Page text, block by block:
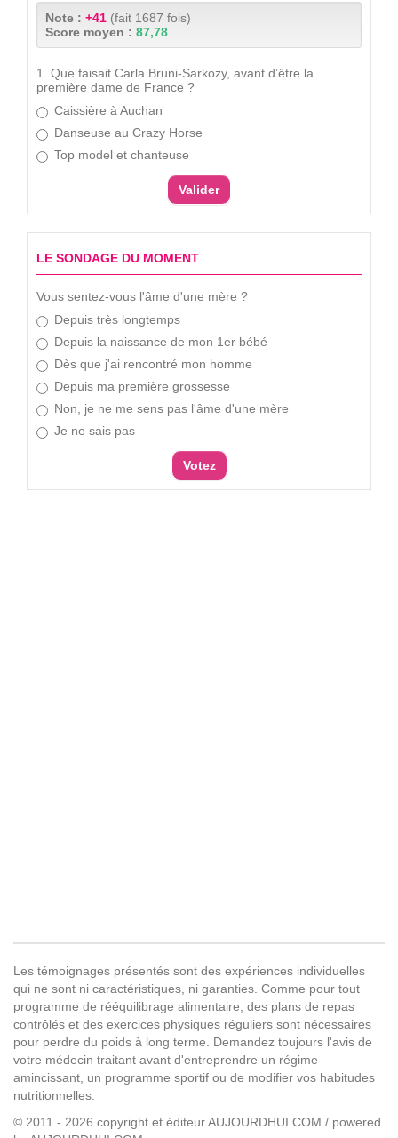
Note : +41 (fait 1687 fois)
Score moyen : 87,78
1. Que faisait Carla Bruni-Sarkozy, avant d’être la
première dame de France ?
Caissière à Auchan
Danseuse au Crazy Horse
Top model et chanteuse
LE SONDAGE DU MOMENT
Vous sentez-vous l'âme d'une mère ?
Depuis très longtemps
Depuis la naissance de mon 1er bébé
Dès que j'ai rencontré mon homme
Depuis ma première grossesse
Non, je ne me sens pas l'âme d'une mère
Je ne sais pas
Les témoignages présentés sont des expériences individuelles
qui ne sont ni caractéristiques, ni garanties. Comme pour tout
programme de rééquilibrage alimentaire, des plans de repas
contrôlés et des exercices physiques réguliers sont nécessaires
pour perdre du poids à long terme. Demandez toujours l'avis de
votre médecin traitant avant d'entreprendre un régime
amincissant, un programme sportif ou de modifier vos habitudes
nutritionnelles.
© 2011 - 2026 copyright et éditeur AUJOURDHUI.COM / powered